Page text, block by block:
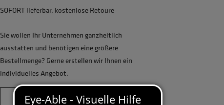
SOFORT lieferbar, kostenlose Retoure
Sie wollen Ihr Unternehmen ganzheitlich
ausstatten und benötigen eine größere
Bestellmenge? Gerne erstellen wir Ihnen ein
individuelles Angebot.
JETZT ANFRAGEN